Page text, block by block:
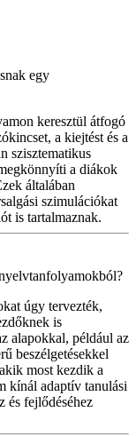
egy
keresztül átfogó
a kiejtést és a
szisztematikus
a diákok
általában
szimulációkat
is tartalmaznak.
úgy tervezték,
is
alapokkal, például az
beszélgetésekkel
most kezdik a
kínál adaptív tanulási
és fejlődéséhez